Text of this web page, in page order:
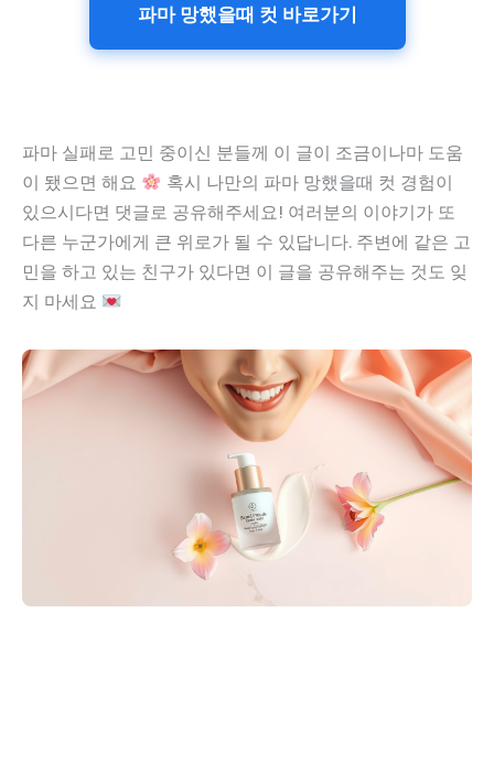
파마 망했을때 컷 바로가기
파마 실패로 고민 중이신 분들께 이 글이 조금이나마 도움
이 됐으면 해요
혹시 나만의 파마 망했을때 컷 경험이
있으시다면 댓글로 공유해주세요! 여러분의 이야기가 또
다른 누군가에게 큰 위로가 될 수 있답니다. 주변에 같은 고
민을 하고 있는 친구가 있다면 이 글을 공유해주는 것도 잊
지 마세요